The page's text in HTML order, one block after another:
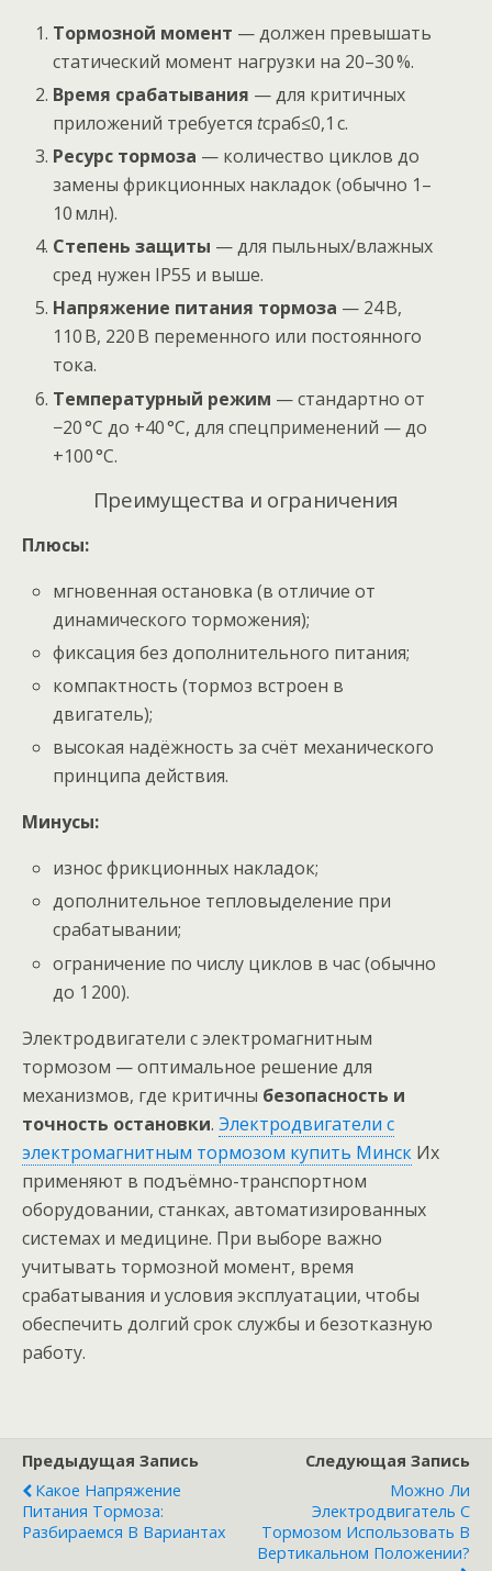
Тормозной момент — должен превышать
статический момент нагрузки на 20–30 %.
Время срабатывания — для критичных
приложений требуется tсраб​≤0,1 с.
Ресурс тормоза — количество циклов до
замены фрикционных накладок (обычно 1–
10 млн).
Степень защиты — для пыльных/влажных
сред нужен IP55 и выше.
Напряжение питания тормоза — 24 В,
110 В, 220 В переменного или постоянного
тока.
Температурный режим — стандартно от
−20 °C до +40 °C, для спецприменений — до
+100 °C.
Преимущества и ограничения
Плюсы:
мгновенная остановка (в отличие от
динамического торможения);
фиксация без дополнительного питания;
компактность (тормоз встроен в
двигатель);
высокая надёжность за счёт механического
принципа действия.
Минусы:
износ фрикционных накладок;
дополнительное тепловыделение при
срабатывании;
ограничение по числу циклов в час (обычно
до 1 200).
Электродвигатели с электромагнитным
тормозом — оптимальное решение для
механизмов, где критичны безопасность и
точность остановки. Электродвигатели с
электромагнитным тормозом купить Минск Их
применяют в подъёмно-транспортном
оборудовании, станках, автоматизированных
системах и медицине. При выборе важно
учитывать тормозной момент, время
срабатывания и условия эксплуатации, чтобы
обеспечить долгий срок службы и безотказную
работу.
Предыдущая Запись
Какое Напряжение
Питания Тормоза:
Разбираемся В Вариантах
Следующая Запись
Можно Ли
Электродвигатель С
Тормозом Использовать В
Вертикальном Положении?